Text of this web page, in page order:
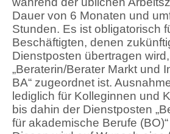
Dauer von 6 Monaten und
Stunden. Es ist obligatorisch
Beschäftigten, denen
Dienstposten übertragen
„Beraterin/Berater Markt und
BA“ zugeordnet ist.
lediglich für Kolleginnen und
bis dahin der Dienstposten
für akademische Berufe